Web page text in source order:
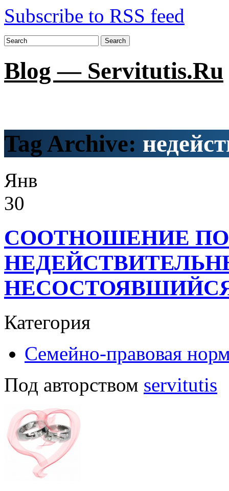
Subscribe to RSS feed
Search
Blog — Servitutis.Ru
Tag Archive:
Янв
30
СООТНОШЕНИЕ
Категория
Семейно-правовая
Под авторством servitutis